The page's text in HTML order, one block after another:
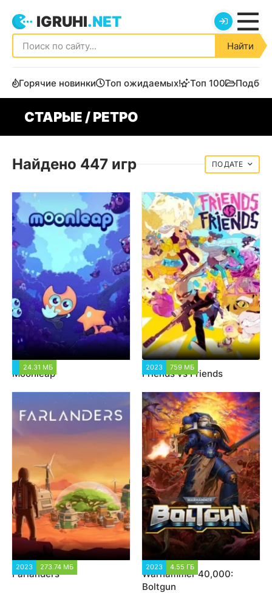
IGRUHI.NET
Найти
Горячие новинки Топ ожидаемых! Топ 100
СТАРЫЕ / РЕТРО
Найдено 447 игр ДАТЕ
24.31 МБ
Moonleap
2023 759 МБ
Friends vs Friends
2023 273.74 МБ
Farlanders
2023 4.55 ГБ
Warhammer 40,000:
Boltgun